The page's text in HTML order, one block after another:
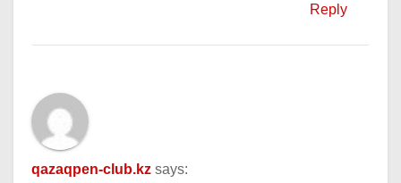
Reply
qazaqpen-club.kz says: